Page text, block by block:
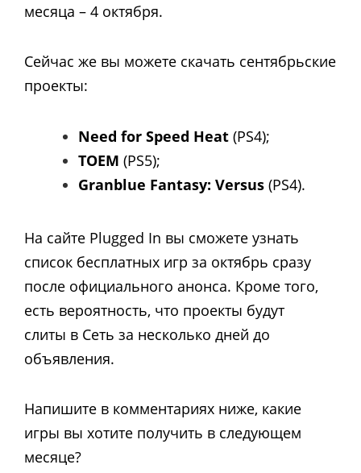
месяца – 4 октября.
Сейчас же вы можете скачать сентябрьские
проекты:
Need for Speed Heat (PS4);
TOEM (PS5);
Granblue Fantasy: Versus (PS4).
На сайте Plugged In вы сможете узнать
список бесплатных игр за октябрь сразу
после официального анонса. Кроме того,
есть вероятность, что проекты будут
слиты в Сеть за несколько дней до
объявления.
Напишите в комментариях ниже, какие
игры вы хотите получить в следующем
месяце?